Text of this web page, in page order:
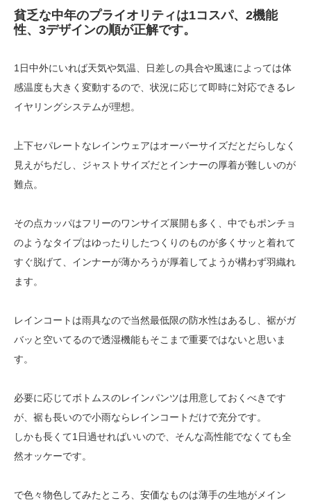
貧乏な中年のプライオリティは1コスパ、2機能
性、3デザインの順が正解です。
1日中外にいれば天気や気温、日差しの具合や風速によっては体
感温度も大きく変動するので、状況に応じて即時に対応できるレ
イヤリングシステムが理想。
上下セパレートなレインウェアはオーバーサイズだとだらしなく
見えがちだし、ジャストサイズだとインナーの厚着が難しいのが
難点。
その点カッパはフリーのワンサイズ展開も多く、中でもポンチョ
のようなタイプはゆったりしたつくりのものが多くサッと着れて
すぐ脱げて、インナーが薄かろうが厚着してようが構わず羽織れ
ます。
レインコートは雨具なので当然最低限の防水性はあるし、裾がガ
バッと空いてるので透湿機能もそこまで重要ではないと思いま
す。
必要に応じてボトムスのレインパンツは用意しておくべきです
が、裾も長いので小雨ならレインコートだけで充分です。
しかも長くて1日過せればいいので、そんな高性能でなくても全
然オッケーです。
で色々物色してみたところ、安価なものは薄手の生地がメイン